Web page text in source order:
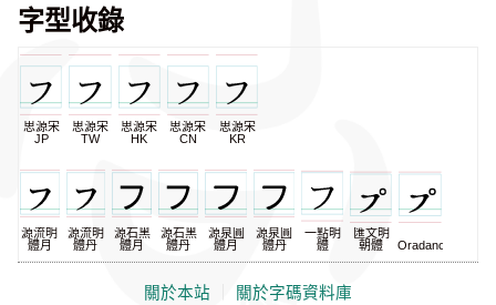
字型收錄
思源宋
JP
思源宋
TW
思源宋
HK
思源宋
CN
思源宋
KR
源流明
體月
源流明
體丹
源石黑
體月
源石黑
體丹
源泉圓
體月
源泉圓
體丹
一點明
體
匯文明
朝體
Oradano
關於本站 關於字碼資料庫